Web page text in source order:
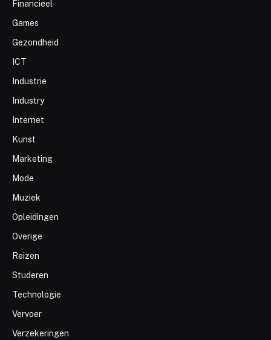
Financieel
Games
Gezondheid
ICT
Industrie
Industry
Internet
Kunst
Marketing
Mode
Muziek
Opleidingen
Overige
Reizen
Studeren
Technologie
Vervoer
Verzekeringen